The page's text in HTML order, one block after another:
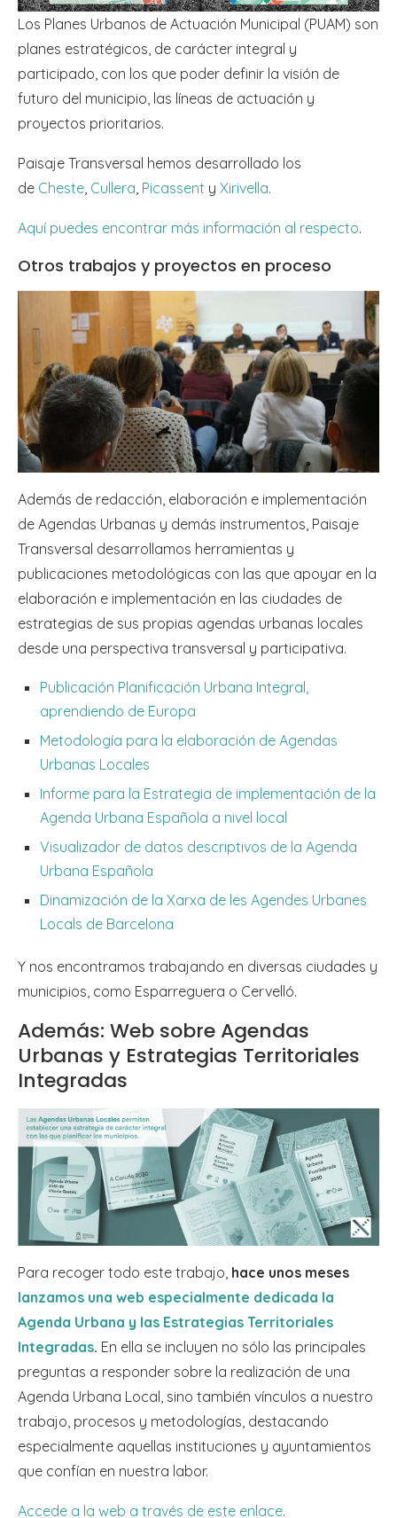
Los Planes Urbanos de Actuación Municipal (PUAM) son
planes estratégicos, de carácter integral y
participado, con los que poder definir la visión de
futuro del municipio, las líneas de actuación y
proyectos prioritarios.
Paisaje Transversal hemos desarrollado los
de Cheste, Cullera, Picassent y Xirivella.
Aquí puedes encontrar más información al respecto.
Otros trabajos y proyectos en proceso
Además de redacción, elaboración e implementación
de Agendas Urbanas y demás instrumentos, Paisaje
Transversal desarrollamos herramientas y
publicaciones metodológicas con las que apoyar en la
elaboración e implementación en las ciudades de
estrategias de sus propias agendas urbanas locales
desde una perspectiva transversal y participativa.
Publicación Planificación Urbana Integral,
aprendiendo de Europa
Metodología para la elaboración de Agendas
Urbanas Locales
Informe para la Estrategia de implementación de la
Agenda Urbana Española a nivel local
Visualizador de datos descriptivos de la Agenda
Urbana Española
Dinamización de la Xarxa de les Agendes Urbanes
Locals de Barcelona
Y nos encontramos trabajando en diversas ciudades y
municipios, como Esparreguera o Cervelló.
Además: Web sobre Agendas
Urbanas y Estrategias Territoriales
Integradas
Para recoger todo este trabajo, hace unos meses
lanzamos una web especialmente dedicada la
Agenda Urbana y las Estrategias Territoriales
Integradas. En ella se incluyen no sólo las principales
preguntas a responder sobre la realización de una
Agenda Urbana Local, sino también vínculos a nuestro
trabajo, procesos y metodologías, destacando
especialmente aquellas instituciones y ayuntamientos
que confían en nuestra labor.
Accede a la web a través de este enlace.